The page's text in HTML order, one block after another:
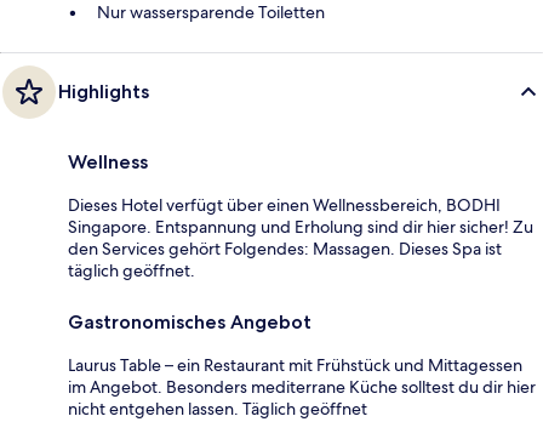
Nur wassersparende Toiletten
Highlights
Wellness
Dieses Hotel verfügt über einen Wellnessbereich, BODHI
Singapore. Entspannung und Erholung sind dir hier sicher! Zu
den Services gehört Folgendes: Massagen. Dieses Spa ist
täglich geöffnet.
Gastronomisches Angebot
Laurus Table – ein Restaurant mit Frühstück und Mittagessen
im Angebot. Besonders mediterrane Küche solltest du dir hier
nicht entgehen lassen. Täglich geöffnet